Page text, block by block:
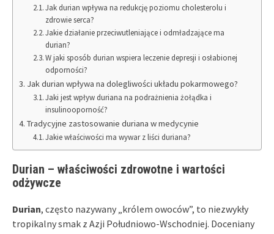
Jak durian wpływa na redukcję poziomu cholesterolu i
zdrowie serca?
Jakie działanie przeciwutleniające i odmładzające ma
durian?
W jaki sposób durian wspiera leczenie depresji i osłabionej
odporności?
Jak durian wpływa na dolegliwości układu pokarmowego?
Jaki jest wpływ duriana na podrażnienia żołądka i
insulinooporność?
Tradycyjne zastosowanie duriana w medycynie
Jakie właściwości ma wywar z liści duriana?
Durian – właściwości zdrowotne i wartości
odżywcze
Durian, często nazywany „królem owoców”, to niezwykły
tropikalny smak z Azji Południowo-Wschodniej. Doceniany